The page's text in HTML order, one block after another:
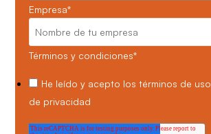
Empresa*
Términos y condiciones*
He leído y acepto lostérminos de uso
de privacidad